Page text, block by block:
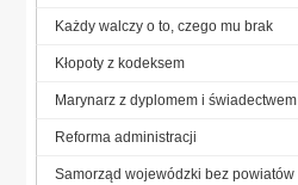
Każdy walczy o to, czego mu brak
Kłopoty z kodeksem
Marynarz z dyplomem i świadectwem
Reforma administracji
Samorząd wojewódzki bez powiatów